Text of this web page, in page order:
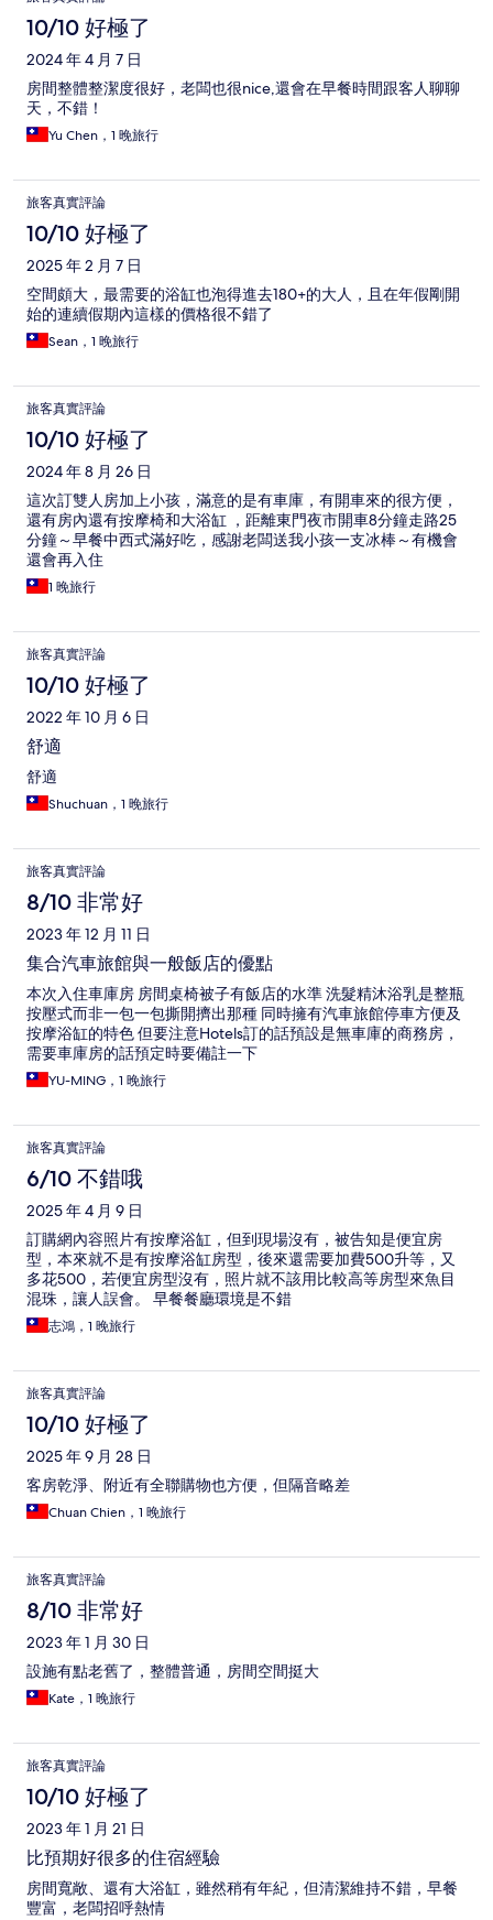
10/10 好極了
2024 年 4 月 7 日
房間整體整潔度很好，老闆也很nice,還會在早餐時間跟客人聊聊
天，不錯！
Yu Chen，1 晚旅行
旅客真實評論
10/10 好極了
2025 年 2 月 7 日
空間頗大，最需要的浴缸也泡得進去180+的大人，且在年假剛開
始的連續假期內這樣的價格很不錯了
Sean，1 晚旅行
旅客真實評論
10/10 好極了
2024 年 8 月 26 日
這次訂雙人房加上小孩，滿意的是有車庫，有開車來的很方便，
還有房內還有按摩椅和大浴缸 ，距離東門夜市開車8分鐘走路25
分鐘～早餐中西式滿好吃，感謝老闆送我小孩一支冰棒～有機會
還會再入住
1 晚旅行
旅客真實評論
10/10 好極了
2022 年 10 月 6 日
舒適
舒適
Shuchuan，1 晚旅行
旅客真實評論
8/10 非常好
2023 年 12 月 11 日
集合汽車旅館與一般飯店的優點
本次入住車庫房 房間桌椅被子有飯店的水準 洗髮精沐浴乳是整瓶
按壓式而非一包一包撕開擠出那種 同時擁有汽車旅館停車方便及
按摩浴缸的特色 但要注意Hotels訂的話預設是無車庫的商務房，
需要車庫房的話預定時要備註一下
YU-MING，1 晚旅行
旅客真實評論
6/10 不錯哦
2025 年 4 月 9 日
訂購網內容照片有按摩浴缸，但到現場沒有，被告知是便宜房
型，本來就不是有按摩浴缸房型，後來還需要加費500升等，又
多花500，若便宜房型沒有，照片就不該用比較高等房型來魚目
混珠，讓人誤會。 早餐餐廳環境是不錯
志鴻，1 晚旅行
旅客真實評論
10/10 好極了
2025 年 9 月 28 日
客房乾淨、附近有全聯購物也方便，但隔音略差
Chuan Chien，1 晚旅行
旅客真實評論
8/10 非常好
2023 年 1 月 30 日
設施有點老舊了，整體普通，房間空間挺大
Kate，1 晚旅行
旅客真實評論
10/10 好極了
2023 年 1 月 21 日
比預期好很多的住宿經驗
房間寬敞、還有大浴缸，雖然稍有年紀，但清潔維持不錯，早餐
豐富，老闆招呼熱情